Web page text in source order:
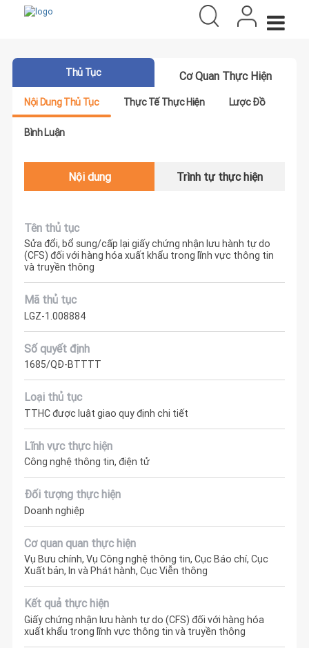
Thủ Tục Cơ Quan Thực Hiện
Nội Dung Thủ Tục Thực Tế Thực Hiện Lược Đồ
Bình Luận
Nội dung Trình tự thực hiện
Tên thủ tục
Sửa đổi, bổ sung/cấp lại giấy chứng nhận lưu hành tự do
(CFS) đối với hàng hóa xuất khẩu trong lĩnh vực thông tin
và truyền thông
Mã thủ tục
LGZ-1.008884
Số quyết định
1685/QĐ-BTTTT
Loại thủ tục
TTHC được luật giao quy định chi tiết
Lĩnh vực thực hiện
Công nghệ thông tin, điện tử
Đối tượng thực hiện
Doanh nghiệp
Cơ quan quan thực hiện
Vụ Bưu chính, Vụ Công nghệ thông tin, Cục Báo chí, Cục
Xuất bản, In và Phát hành, Cục Viễn thông
Kết quả thực hiện
Giấy chứng nhận lưu hành tự do (CFS) đối với hàng hóa
xuất khẩu trong lĩnh vực thông tin và truyền thông